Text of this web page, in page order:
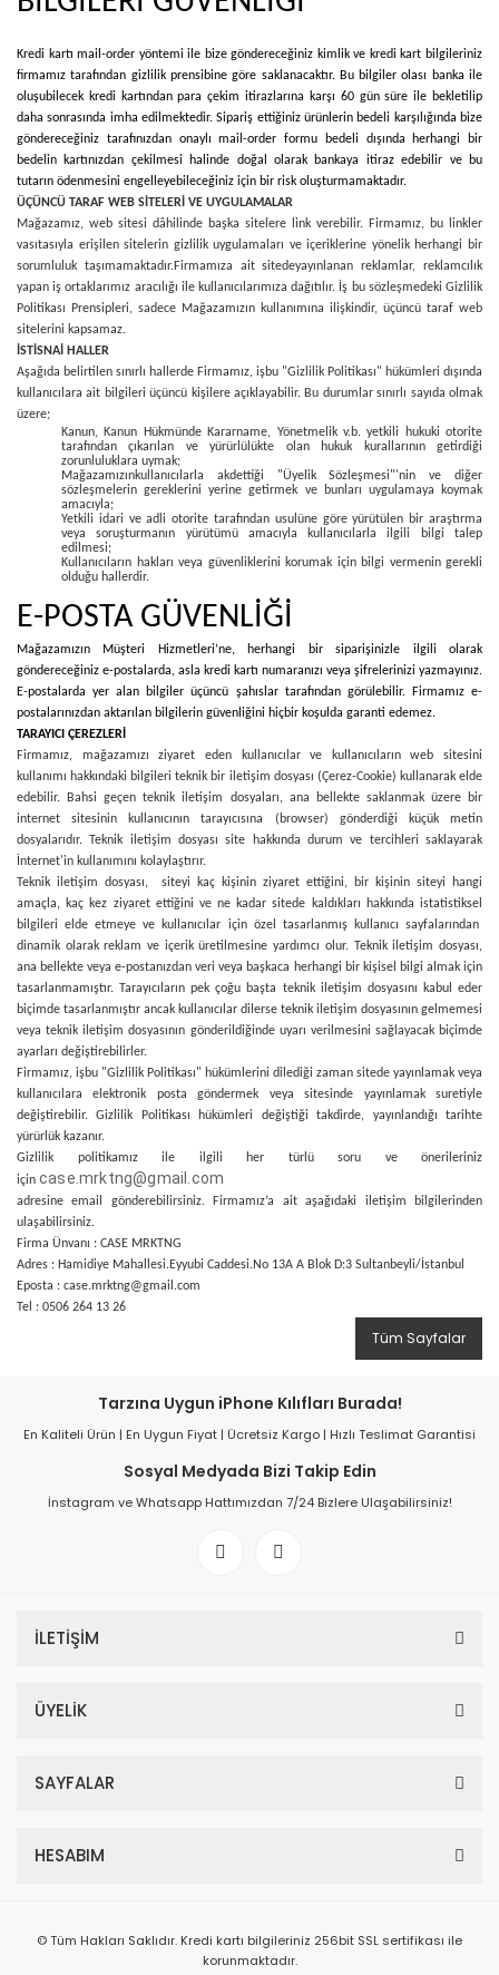
Kredi kartı mail-order yöntemi ile bize göndereceğiniz kimlik ve kredi kart bilgileriniz
firmamız tarafından gizlilik prensibine göre saklanacaktır. Bu bilgiler olası banka ile
oluşubilecek kredi kartından para çekim itirazlarına karşı 60 gün süre ile bekletilip
daha sonrasında imha edilmektedir. Sipariş ettiğiniz ürünlerin bedeli karşılığında bize
göndereceğiniz tarafınızdan onaylı mail-order formu bedeli dışında herhangi bir
bedelin kartınızdan çekilmesi halinde doğal olarak bankaya itiraz edebilir ve bu
tutarın ödenmesini engelleyebileceğiniz için bir risk oluşturmamaktadır.
ÜÇÜNCÜ TARAF WEB SİTELERİ VE UYGULAMALAR
Mağazamız, web sitesi dâhilinde başka sitelere link verebilir. Firmamız, bu linkler
vasıtasıyla erişilen sitelerin gizlilik uygulamaları ve içeriklerine yönelik herhangi bir
sorumluluk taşımamaktadır.Firmamıza ait sitedeyayınlanan reklamlar, reklamcılık
yapan iş ortaklarımız aracılığı ile kullanıcılarımıza dağıtılır. İş bu sözleşmedeki Gizlilik
Politikası Prensipleri, sadece Mağazamızın kullanımına ilişkindir, üçüncü taraf web
sitelerini kapsamaz.
İSTİSNAİ HALLER
Aşağıda belirtilen sınırlı hallerde Firmamız, işbu "Gizlilik Politikası" hükümleri dışında
kullanıcılara ait bilgileri üçüncü kişilere açıklayabilir. Bu durumlar sınırlı sayıda olmak
üzere;
Kanun, Kanun Hükmünde Kararname, Yönetmelik v.b. yetkili hukuki otorite
tarafından çıkarılan ve yürürlülükte olan hukuk kurallarının getirdiği
zorunluluklara uymak;
Mağazamızınkullanıcılarla akdettiği "Üyelik Sözleşmesi"'nin ve diğer
sözleşmelerin gereklerini yerine getirmek ve bunları uygulamaya koymak
amacıyla;
Yetkili idari ve adli otorite tarafından usulüne göre yürütülen bir araştırma
veya soruşturmanın yürütümü amacıyla kullanıcılarla ilgili bilgi talep
edilmesi;
Kullanıcıların hakları veya güvenliklerini korumak için bilgi vermenin gerekli
olduğu hallerdir.
E-POSTA GÜVENLİĞİ
Mağazamızın Müşteri Hizmetleri’ne, herhangi bir siparişinizle ilgili olarak
göndereceğiniz e-postalarda, asla kredi kartı numaranızı veya şifrelerinizi yazmayınız.
E-postalarda yer alan bilgiler üçüncü şahıslar tarafından görülebilir. Firmamız e-
postalarınızdan aktarılan bilgilerin güvenliğini hiçbir koşulda garanti edemez.
TARAYICI ÇEREZLERİ
Firmamız, mağazamızı ziyaret eden kullanıcılar ve kullanıcıların web sitesini
kullanımı hakkındaki bilgileri teknik bir iletişim dosyası (Çerez-Cookie) kullanarak elde
edebilir. Bahsi geçen teknik iletişim dosyaları, ana bellekte saklanmak üzere bir
internet sitesinin kullanıcının tarayıcısına (browser) gönderdiği küçük metin
dosyalarıdır. Teknik iletişim dosyası site hakkında durum ve tercihleri saklayarak
İnternet'in kullanımını kolaylaştırır.
Teknik iletişim dosyası, siteyi kaç kişinin ziyaret ettiğini, bir kişinin siteyi hangi
amaçla, kaç kez ziyaret ettiğini ve ne kadar sitede kaldıkları hakkında istatistiksel
bilgileri elde etmeye ve kullanıcılar için özel tasarlanmış kullanıcı sayfalarından
dinamik olarak reklam ve içerik üretilmesine yardımcı olur. Teknik iletişim dosyası,
ana bellekte veya e-postanızdan veri veya başkaca herhangi bir kişisel bilgi almak için
tasarlanmamıştır. Tarayıcıların pek çoğu başta teknik iletişim dosyasını kabul eder
biçimde tasarlanmıştır ancak kullanıcılar dilerse teknik iletişim dosyasının gelmemesi
veya teknik iletişim dosyasının gönderildiğinde uyarı verilmesini sağlayacak biçimde
ayarları değiştirebilirler.
Firmamız, işbu "Gizlilik Politikası" hükümlerini dilediği zaman sitede yayınlamak veya
kullanıcılara elektronik posta göndermek veya sitesinde yayınlamak suretiyle
değiştirebilir. Gizlilik Politikası hükümleri değiştiği takdirde, yayınlandığı tarihte
yürürlük kazanır.
Gizlilik politikamız ile ilgili her türlü soru ve önerileriniz
için case.mrktng@gmail.com
adresine email gönderebilirsiniz. Firmamız’a ait aşağıdaki iletişim bilgilerinden
ulaşabilirsiniz.
Firma Ünvanı : CASE MRKTNG
Adres : Hamidiye Mahallesi.Eyyubi Caddesi.No 13A A Blok D:3 Sultanbeyli/İstanbul
Eposta : case.mrktng@gmail.com
Tel : 0506 264 13 26
Tüm Sayfalar
Tarzına Uygun iPhone Kılıfları Burada!
En Kaliteli Ürün | En Uygun Fiyat | Ücretsiz Kargo | Hızlı Teslimat Garantisi
Sosyal Medyada Bizi Takip Edin
İnstagram ve Whatsapp Hattımızdan 7/24 Bizlere Ulaşabilirsiniz!
İLETİŞİM
ÜYELİK
SAYFALAR
HESABIM
© Tüm Hakları Saklıdır. Kredi kartı bilgileriniz 256bit SSL sertifikası ile
korunmaktadır.